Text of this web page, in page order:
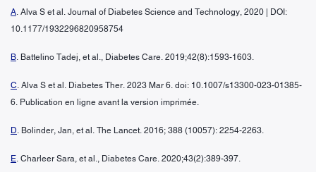
A. Alva S et al. Journal of Diabetes Science and Technology, 2020 | DOI:
10.1177/1932296820958754
B. Battelino Tadej, et al., Diabetes Care. 2019;42(8):1593-1603.
C. Alva S et al. Diabetes Ther. 2023 Mar 6. doi: 10.1007/s13300-023-01385-
6. Publication en ligne avant la version imprimée.
D. Bolinder, Jan, et al. The Lancet. 2016; 388 (10057): 2254-2263.
E. Charleer Sara, et al., Diabetes Care. 2020;43(2):389-397.